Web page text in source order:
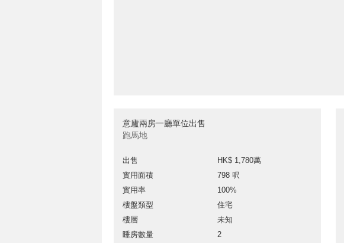
意廬兩房一廳單位出售
跑馬地
出售
HK$ 1,780萬
實用面積
798 呎
實用率
100%
樓盤類型
住宅
樓層
未知
睡房數量
2